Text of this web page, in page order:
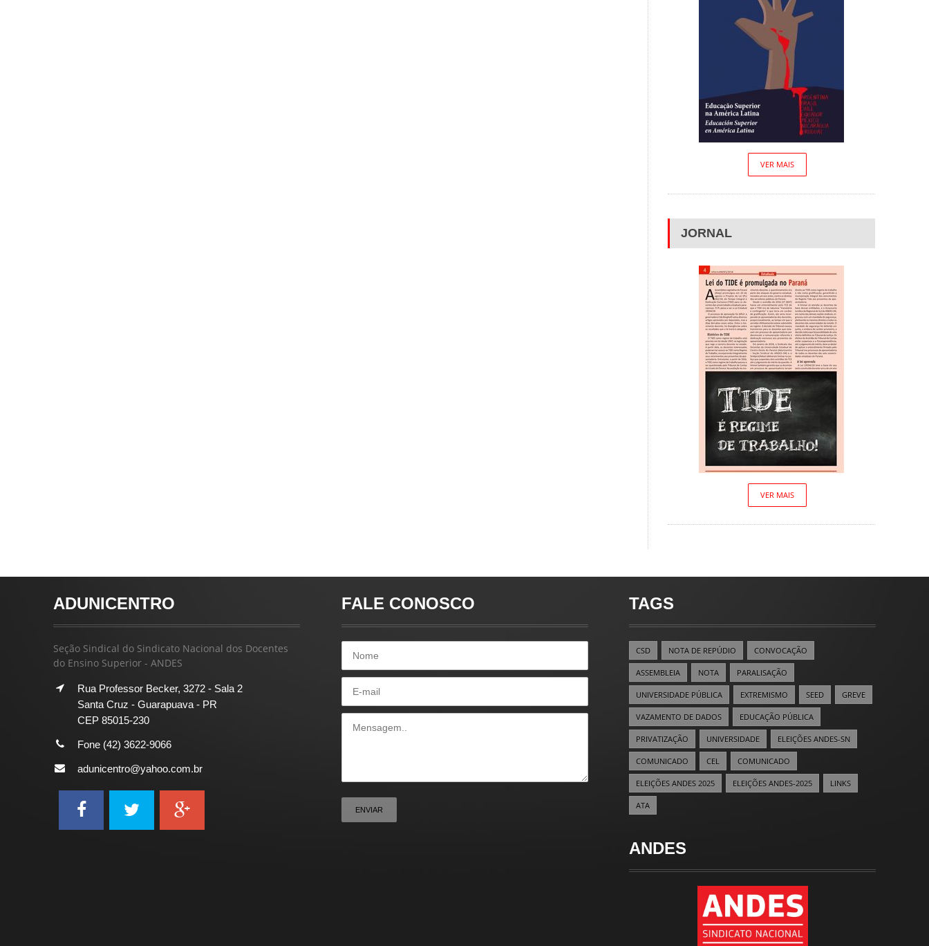
VER MAIS
JORNAL
VER MAIS
ADUNICENTRO
Seção Sindical do Sindicato Nacional dos Docentes
do Ensino Superior - ANDES
Rua Professor Becker, 3272 - Sala 2
Santa Cruz - Guarapuava - PR
CEP 85015-230
Fone (42) 3622-9066
adunicentro@yahoo.com.br
FALE CONOSCO TAGS
CSD NOTA DE REPÚDIO CONVOCAÇÃO
ASSEMBLEIA NOTA PARALISAÇÃO
UNIVERSIDADE PÚBLICA EXTREMISMO SEED GREVE
VAZAMENTO DE DADOS EDUCAÇÃO PÚBLICA
PRIVATIZAÇÃO UNIVERSIDADE ELEIÇÕES ANDES-SN
COMUNICADO CEL COMUNICADO
ELEIÇÕES ANDES 2025 ELEIÇÕES ANDES-2025 LINKS
ATA
ANDES